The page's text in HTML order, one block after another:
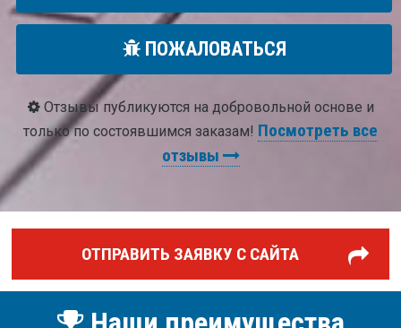
ПОЖАЛОВАТЬСЯ
Отзывы публикуются на добровольной основе и
только по состоявшимся заказам! Посмотреть все
отзывы
ОТПРАВИТЬ ЗАЯВКУ С САЙТА